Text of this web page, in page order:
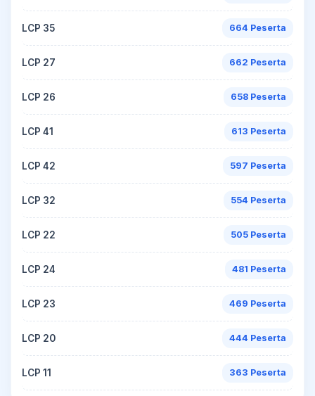
LCP 35 664 Peserta
LCP 27 662 Peserta
LCP 26 658 Peserta
LCP 41 613 Peserta
LCP 42 597 Peserta
LCP 32 554 Peserta
LCP 22 505 Peserta
LCP 24 481 Peserta
LCP 23 469 Peserta
LCP 20 444 Peserta
LCP 11 363 Peserta